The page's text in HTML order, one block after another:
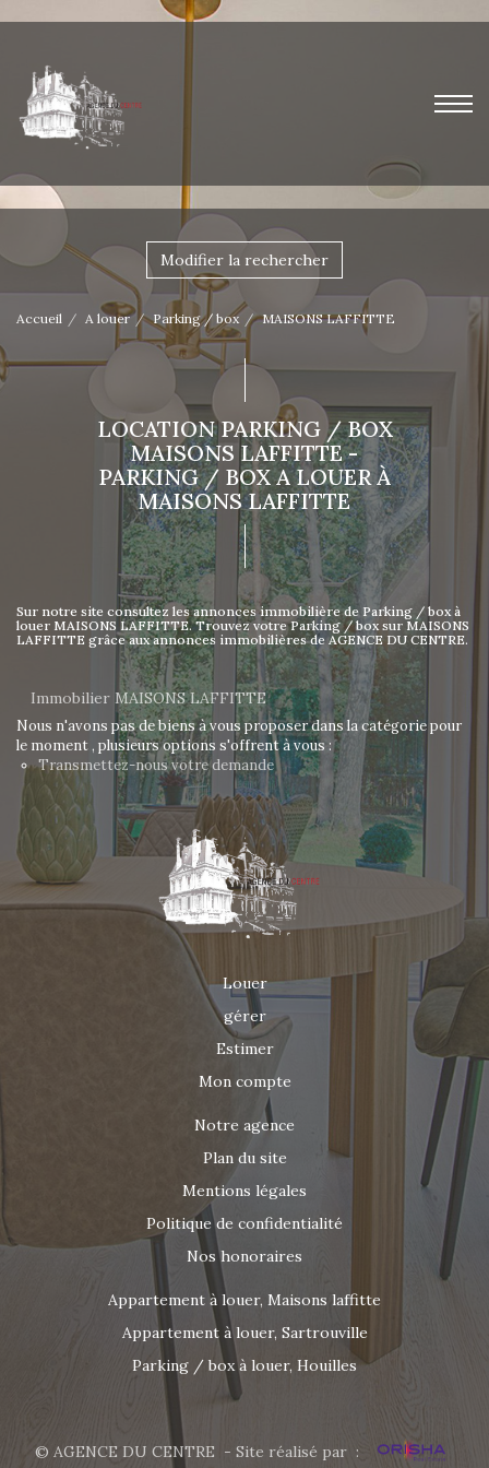
Modifier la rechercher
Accueil A louer Parking / box MAISONS LAFFITTE
LOCATION PARKING / BOX
MAISONS LAFFITTE -
PARKING / BOX A LOUER À
MAISONS LAFFITTE
Sur notre site consultez les annonces immobilière de Parking / box à
louer MAISONS LAFFITTE. Trouvez votre Parking / box sur MAISONS
LAFFITTE grâce aux annonces immobilières de AGENCE DU CENTRE.
Immobilier MAISONS LAFFITTE
Nous n'avons pas de biens à vous proposer dans la catégorie pour
le moment , plusieurs options s'offrent à vous :
Transmettez-nous votre demande
Louer
gérer
Estimer
Mon compte
Notre agence
Plan du site
Mentions légales
Politique de confidentialité
Nos honoraires
Appartement à louer, Maisons laffitte
Appartement à louer, Sartrouville
Parking / box à louer, Houilles
© AGENCE DU CENTRE - Site réalisé par :